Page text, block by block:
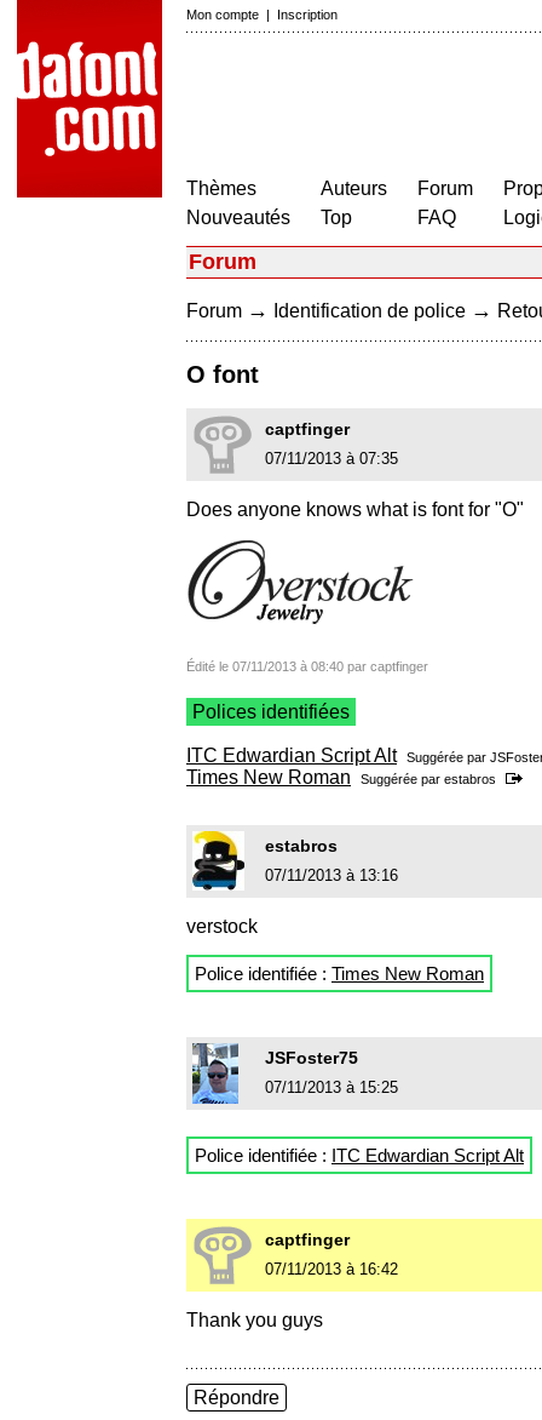
Mon compte | Inscription
Thèmes
Nouveautés
Auteurs
Top
Forum
FAQ
Forum
Forum → Identification de police →
O font
captfinger
07/11/2013 à 07:35
Does anyone knows what is font for "O"
Édité le 07/11/2013 à 08:40 par captfinger
Polices identifiées
ITC Edwardian Script Alt Suggérée par
Times New Roman Suggérée par estabros
estabros
07/11/2013 à 13:16
verstock
Police identifiée : Times New Roman
JSFoster75
07/11/2013 à 15:25
Police identifiée : ITC Edwardian Script Alt
captfinger
07/11/2013 à 16:42
Thank you guys
Répondre